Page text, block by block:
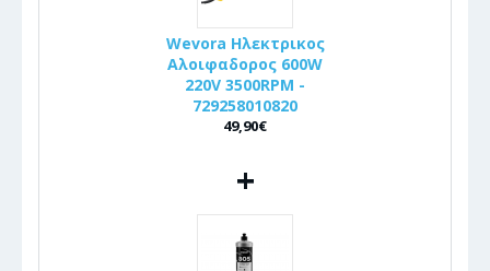
Wevora Ηλεκτρικος
Αλοιφαδορος 600W
220V 3500RPM -
729258010820
49,90€
+